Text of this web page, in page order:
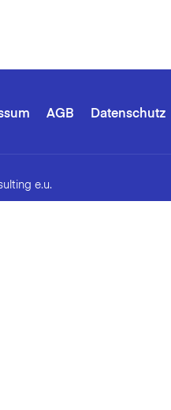
AGB Datenschutz
e.u.